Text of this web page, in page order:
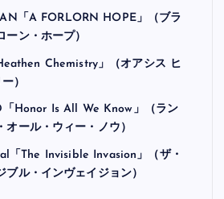
「A FORLORN HOPE」（ブラ
ン・ホープ）
Chemistry」（オアシス ヒ
）
「Honor Is All We Know」（ラン
ール・ウィー・ノウ）
「The Invisible Invasion」（ザ・
ブル・インヴェイジョン）